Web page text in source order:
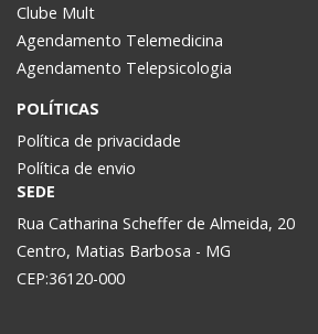
Clube Mult
Agendamento Telemedicina
Agendamento Telepsicologia
POLÍTICAS
Política de privacidade
Política de envio
SEDE
Rua Catharina Scheffer de Almeida, 20
Centro, Matias Barbosa - MG
CEP:36120-000